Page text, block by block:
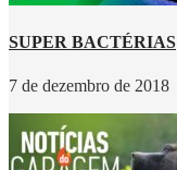
SUPER BACTÉRIAS
7 de dezembro de 2018